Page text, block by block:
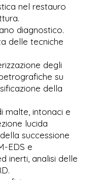
nel restauro
diagnostico.
delle tecniche
degli
su
della
malte, intonaci e
lucida
successione
EDS e
inerti, analisi delle